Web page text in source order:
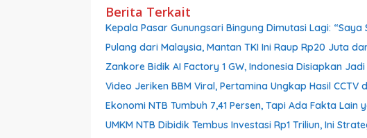
Berita Terkait
Kepala Pasar Gunungsari Bingung Dimutasi Lagi:
Pulang dari Malaysia, Mantan TKI Ini Raup Rp20 Juta
Zankore Bidik AI Factory 1 GW, Indonesia Disiapkan
Video Jeriken BBM Viral, Pertamina Ungkap Hasil CCTV
Ekonomi NTB Tumbuh 7,41 Persen, Tapi Ada Fakta Lain
UMKM NTB Dibidik Tembus Investasi Rp1 Triliun, Ini